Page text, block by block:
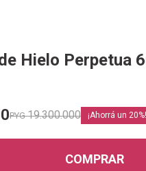
Hielo Perpetua
PYG 19.300.000 20
COMPRAR